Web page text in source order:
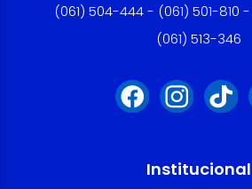
(061) 504-444 - (061) 501-810
(061) 513-346
Institucional